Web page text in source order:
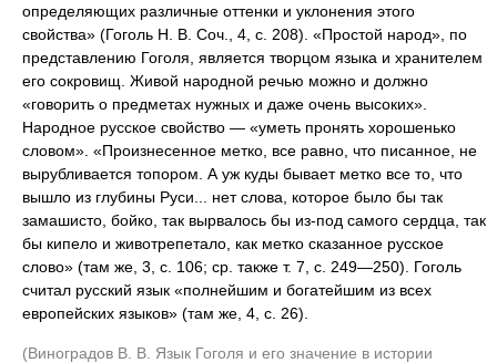
определяющих различные оттенки и уклонения этого
свойства» (Гоголь Н. В. Соч., 4, с. 208). «Простой народ», по
представлению Гоголя, является творцом языка и хранителем
его сокровищ. Живой народной речью можно и должно
«говорить о предметах нужных и даже очень высоких».
Народное русское свойство — «уметь пронять хорошенько
словом». «Произнесенное метко, все равно, что писанное, не
вырубливается топором. А уж куды бывает метко все то, что
вышло из глубины Руси... нет слова, которое было бы так
замашисто, бойко, так вырвалось бы из-под самого сердца, так
бы кипело и животрепетало, как метко сказанное русское
слово» (там же, 3, с. 106; ср. также т. 7, с. 249—250). Гоголь
считал русский язык «полнейшим и богатейшим из всех
европейских языков» (там же, 4, с. 26).
(Виноградов В. В. Язык Гоголя и его значение в истории